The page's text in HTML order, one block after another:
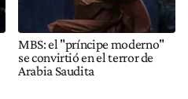
MBS: el "príncipe moderno"
se convirtió en el terror de
Arabia Saudita